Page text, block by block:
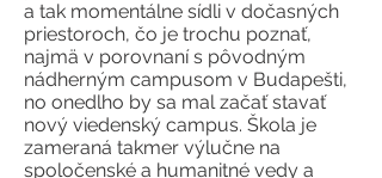
a tak momentálne sídli v dočasných
priestoroch, čo je trochu poznať,
najmä v porovnaní s pôvodným
nádherným campusom v Budapešti,
no onedlho by sa mal začať stavať
nový viedenský campus. Škola je
zameraná takmer výlučne na
spoločenské a humanitné vedy a